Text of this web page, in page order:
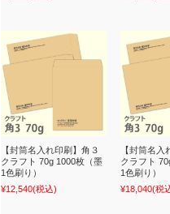
【封筒名入れ印刷】角３
クラフト 70g 1000枚（墨
1色刷り）
¥12,540(税込)
【封筒名入
クラフト
1色刷り）
¥18,040(税